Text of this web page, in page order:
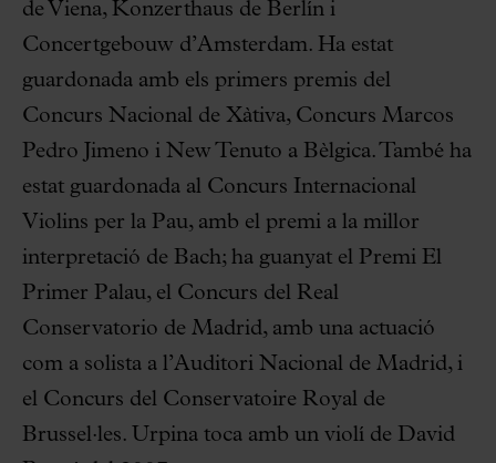
de Viena, Konzerthaus de Berlín i
Concertgebouw d’Amsterdam. Ha estat
guardonada amb els primers premis del
Concurs Nacional de Xàtiva, Concurs Marcos
Pedro Jimeno i New Tenuto a Bèlgica. També ha
estat guardonada al Concurs Internacional
Violins per la Pau, amb el premi a la millor
interpretació de Bach; ha guanyat el Premi El
Primer Palau, el Concurs del Real
Conservatorio de Madrid, amb una actuació
com a solista a l’Auditori Nacional de Madrid, i
el Concurs del Conservatoire Royal de
Brussel·les. Urpina toca amb un violí de David